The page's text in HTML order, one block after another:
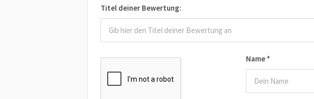
Name *
Titel deiner Bewertung: